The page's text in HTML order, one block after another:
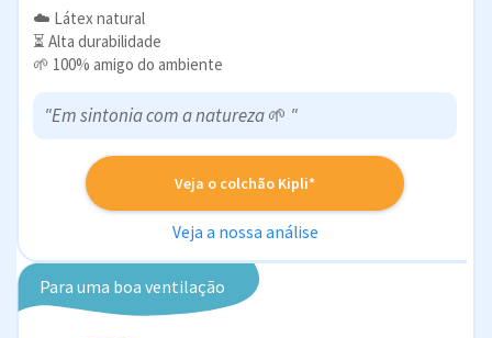
☁️ Látex natural
⏳ Alta durabilidade
🌱 100% amigo do ambiente
"Em sintonia com a natureza🌱 "
Veja o colchão Kipli*
Veja a nossa análise
Para uma boa ventilação